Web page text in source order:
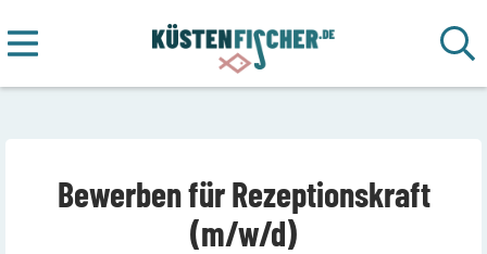
Bewerben für Rezeptionskraft
(m/w/d)